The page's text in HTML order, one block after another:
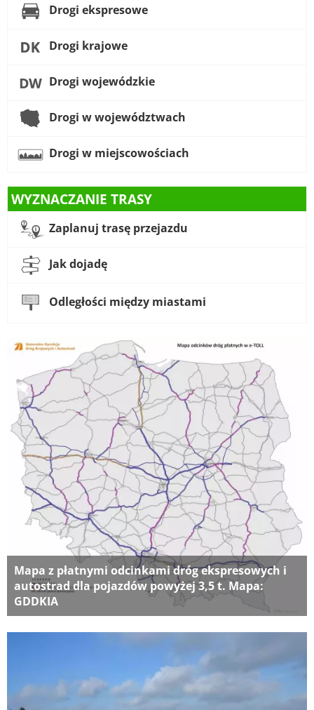
Drogi ekspresowe
Drogi krajowe
Drogi wojewódzkie
Drogi w województwach
Drogi w miejscowościach
WYZNACZANIE TRASY
Zaplanuj trasę przejazdu
Jak dojadę
Odległości między miastami
Mapa z płatnymi odcinkami dróg ekspresowych i
autostrad dla pojazdów powyżej 3,5 t. Mapa:
GDDKIA